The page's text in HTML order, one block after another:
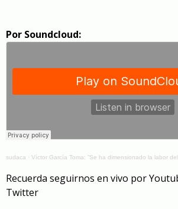
Por Soundcloud:
sudaca · Víctor García Toma: ”Se ha dimensionado la labor del TC por la
Recuerda seguirnos en vivo por
Twitter